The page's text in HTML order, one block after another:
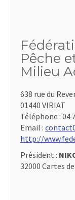
Pêche
Milieu
638 rue du
01440 VIRIAT
Téléphone : 04
Email :
http://
Président :
32000 Cartes